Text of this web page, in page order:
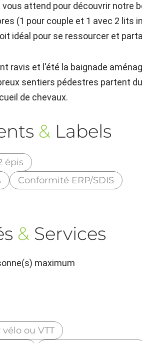
attend pour découvrir notre
(1 pour couple et 1 avec 2 lits
idéal pour se ressourcer et
ravis et l'été la baignade
sentiers pédestres partent
de chevaux.
& Labels
épis
Conformité ERP/SDIS
& Services
maximum
ou VTT